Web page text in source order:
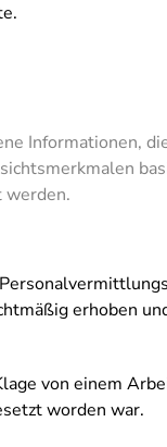
Informationen,
werden.
erhoben
von einem
worden war.